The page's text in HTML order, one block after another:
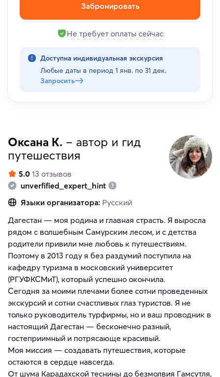
Забронировать
Не требует оплаты сейчас
Доступна индивидуальная экскурсия
Любые даты в период 1 янв. по 31 дек.
Запросить
Оксана К. – автор и гид
путешествия
5.0 13 отзывов
unverfified_expert_hint
Языки организатора: Русский
Дагестан — моя родина и главная страсть. Я выросла
рядом с волшебным Самурским лесом, и с детства
родители привили мне любовь к путешествиям.
Поэтому в 2013 году я без раздумий поступила на
кафедру туризма в московский университет
(РГУФКСМиТ), который успешно окончила.
Сегодня за моими плечами более сотни проведенных
экскурсий и сотни счастливых глаз туристов. Я не
только руководитель турфирмы, но и ваш проводник в
настоящий Дагестан — бесконечно разный,
гостеприимный и потрясающе красивый.
Моя миссия — создавать путешествия, которые
остаются в сердце навсегда.
От шума Карадахской теснины до безмолвия Гамсутля,